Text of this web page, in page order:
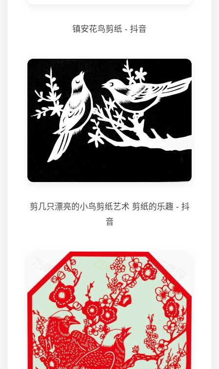
镇安花鸟剪纸 - 抖音
剪几只漂亮的小鸟剪纸艺术 剪纸的乐趣 - 抖
音